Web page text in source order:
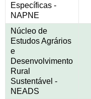
Específicas -
NAPNE
Núcleo de
Estudos Agrários
e
Desenvolvimento
Rural
Sustentável -
NEADS